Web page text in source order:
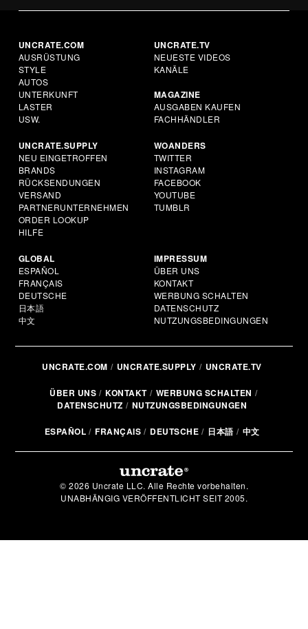
UNCRATE.COM
AUSRÜSTUNG
STYLE
AUTOS
UNTERKUNFT
LASTER
USW.
UNCRATE.TV
NEUESTE VIDEOS
KANÄLE
MAGAZINE
AUSGABEN KAUFEN
FACHHÄNDLER
UNCRATE.SUPPLY
NEU EINGETROFFEN
BRANDS
RÜCKSENDUNGEN
VERSAND
PARTNERUNTERNEHMEN
ORDER LOOKUP
HILFE
WOANDERS
TWITTER
INSTAGRAM
FACEBOOK
YOUTUBE
TUMBLR
GLOBAL
ESPAÑOL
FRANÇAIS
DEUTSCHE
日本語
中文
IMPRESSUM
ÜBER UNS
KONTAKT
WERBUNG SCHALTEN
DATENSCHUTZ
NUTZUNGSBEDINGUNGEN
UNCRATE.COM UNCRATE.SUPPLY UNCRATE.TV
ÜBER UNS KONTAKT
WERBUNG SCHALTEN
DATENSCHUTZ
NUTZUNGSBEDINGUNGEN
ESPAÑOL FRANÇAIS DEUTSCHE 日本語 中文
© 2026 Uncrate LLC. Alle Rechte vorbehalten.
UNABHÄNGIG VERÖFFENTLICHT SEIT 2005.